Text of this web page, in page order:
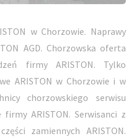
w Chorzowie. Naprawy
AGD. Chorzowska oferta
firmy ARISTON. Tylko
ARISTON w Chorzowie i w
chorzowskiego serwisu
ARISTON. Serwisanci z
zamiennych ARISTON.